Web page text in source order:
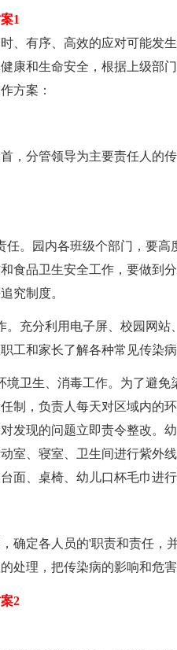
1
有序、高效的应对可能发生
康和生命安全，根据上级部
方案：
分管领导为主要责任人的传
。园内各班级个部门，要高
食品卫生安全工作，要做到
究制度。
分利用电子屏、校园网站
工和家长了解各种常见传染
卫生、消毒工作。为了避免
制，负责人每天对区域内的
发现的问题立即责令整改。
室、寝室、卫生间进行紫外
面、桌椅、幼儿口杯毛巾进行
定各人员的'职责和责任，
处理，把传染病的影响和危害
2